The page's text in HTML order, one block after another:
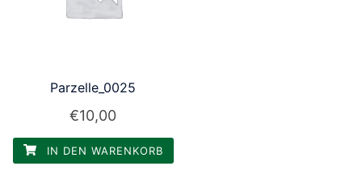
Parzelle_0025
€10,00
IN DEN WARENKORB